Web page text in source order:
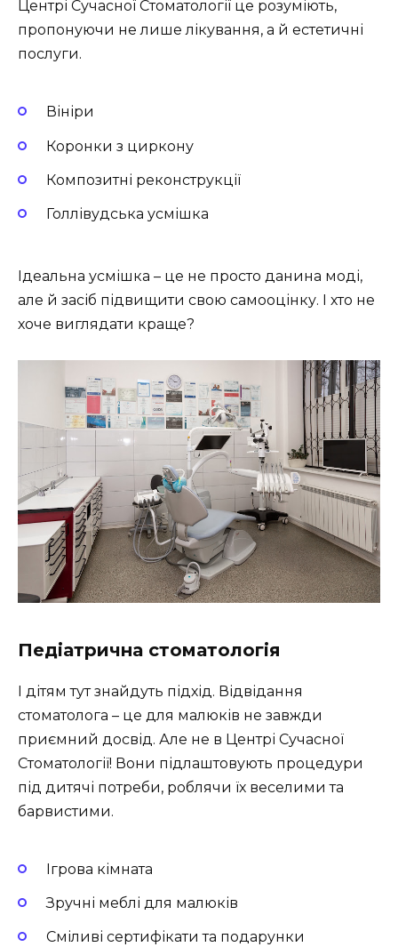
Центрі Сучасної Стоматології це розуміють,
пропонуючи не лише лікування, а й естетичні
послуги.
Вініри
Коронки з циркону
Композитні реконструкції
Голлівудська усмішка
Ідеальна усмішка – це не просто данина моді,
але й засіб підвищити свою самооцінку. І хто не
хоче виглядати краще?
Педіатрична стоматологія
І дітям тут знайдуть підхід. Відвідання
стоматолога – це для малюків не завжди
приємний досвід. Але не в Центрі Сучасної
Стоматології! Вони підлаштовують процедури
під дитячі потреби, роблячи їх веселими та
барвистими.
Ігрова кімната
Зручні меблі для малюків
Сміливі сертифікати та подарунки